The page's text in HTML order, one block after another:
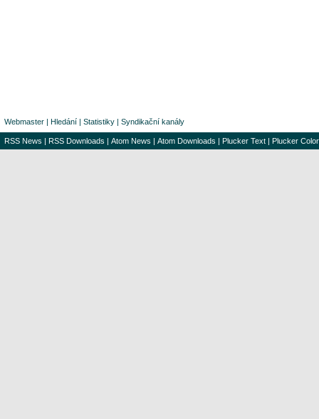
Webmaster | Hledání | Statistiky | Syndikační kanály
RSS News | RSS Downloads | Atom News | Atom Downloads | Plucker Text | Plucker Color